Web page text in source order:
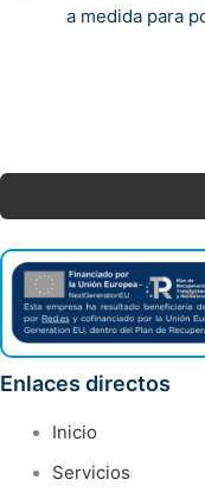
a medida para
Enlaces directos
Inicio
Servicios